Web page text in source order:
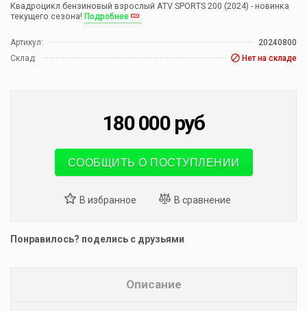
Квадроцикл бензиновый взрослый ATV SPORTS 200 (2024) - новинка
текущего сезона! Подробнее
Артикул:
20240800
Склад:
Нет на складе
180 000 руб
СООБЩИТЬ О ПОСТУПЛЕНИИ
Понравилось? поделись с друзьями
Описание